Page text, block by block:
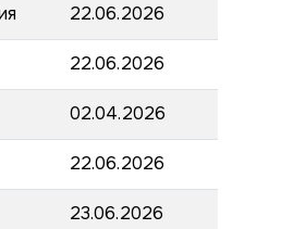
22.06.2026
22.06.2026
02.04.2026
22.06.2026
23.06.2026